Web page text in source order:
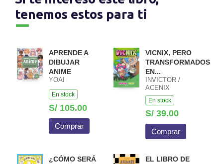
tenemos estos para ti
APRENDE A
DIBUJAR
ANIME
YOAI
En stock
S/ 105.00
Comprar
VICNIX, PERO
TRANSFORMADOS
EN...
INVICTOR /
ACENIX
En stock
S/ 39.00
Comprar
¿CÓMO SERÁ
EL LIBRO DE